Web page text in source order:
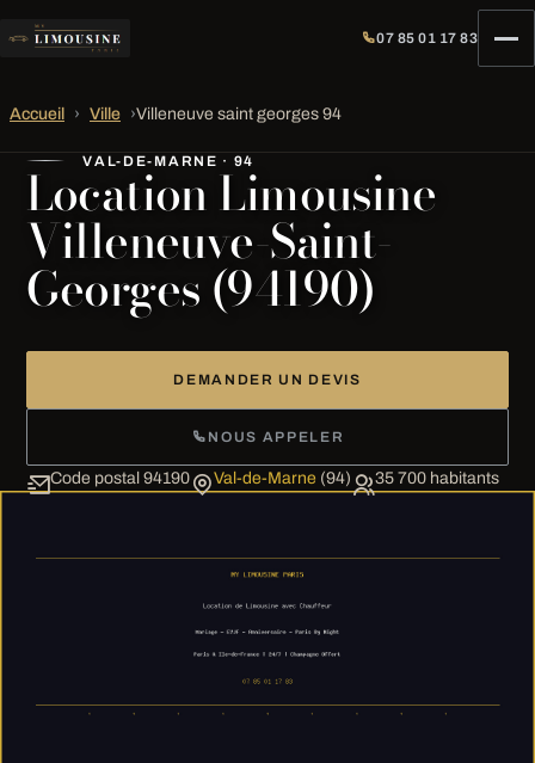
07 85 01 17 83
Accueil › Ville ›Villeneuve saint georges 94
VAL-DE-MARNE · 94
Location Limousine
Villeneuve-Saint-
Georges (94190)
DEMANDER UN DEVIS
NOUS APPELER
Code postal 94190 Val-de-Marne (94) 35 700 habitants